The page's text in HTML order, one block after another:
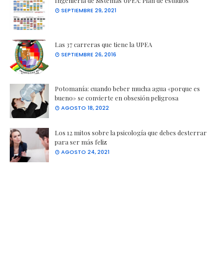
SEPTIEMBRE 29, 2021
Las 37 carreras que tiene la UPEA
SEPTIEMBRE 26, 2016
Potomanía: cuando beber mucha agua «porque es
bueno» se convierte en obsesión peligrosa
AGOSTO 18, 2022
Los 12 mitos sobre la psicología que debes desterrar
para ser más feliz
AGOSTO 24, 2021